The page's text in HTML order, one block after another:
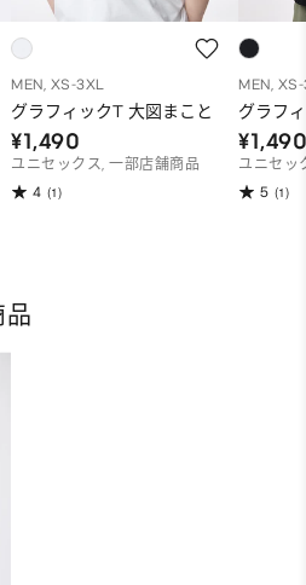
MEN, XS-3XL
グラフィックT 大図まこと
¥1,490
ユニセックス, 一部店舗商品
4 (1)
MEN,
グラフ
ユニセッ
5 (1)
品